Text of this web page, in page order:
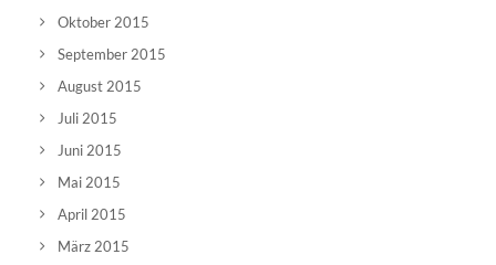
Oktober 2015
September 2015
August 2015
Juli 2015
Juni 2015
Mai 2015
April 2015
März 2015